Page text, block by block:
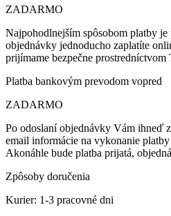
ZADARMO
Najpohodlnejším spôsobom platby
objednávky jednoducho zaplatíte
prijímame bezpečne prostredníctvom
Platba bankovým prevodom vopred
ZADARMO
Po odoslaní objednávky Vám ihneď
email informácie na vykonanie
Akonáhle bude platba prijatá,
Zpôsoby doručenia
Kurier: 1-3 pracovné dni